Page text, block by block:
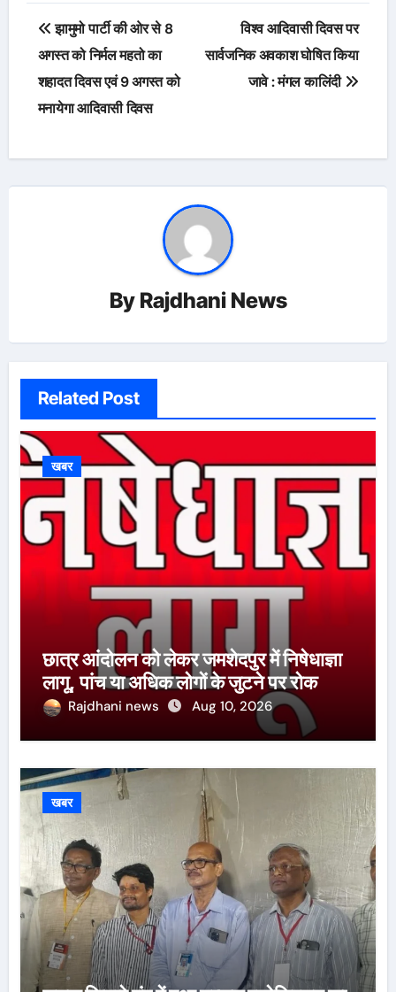
Post
navigation
झामुमो पार्टी की ओर से 8
अगस्त को निर्मल महतो का
शहादत दिवस एवं 9 अगस्त को
मनायेगा आदिवासी दिवस
विश्व आदिवासी दिवस पर
सार्वजनिक अवकाश घोषित किया
जावे : मंगल कालिंदी
By Rajdhani News
Related Post
खबर
छात्र आंदोलन को लेकर जमशेदपुर में निषेधाज्ञा
लागू, पांच या अधिक लोगों के जुटने पर रोक
Rajdhani news Aug 10, 2026
खबर